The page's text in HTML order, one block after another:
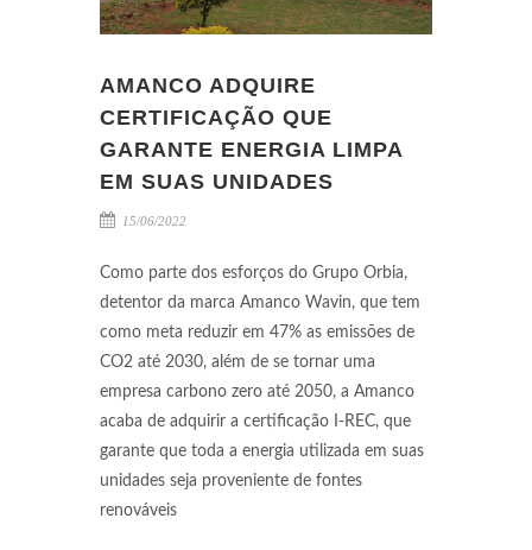
AMANCO ADQUIRE
CERTIFICAÇÃO QUE
GARANTE ENERGIA LIMPA
EM SUAS UNIDADES
15/06/2022
Como parte dos esforços do Grupo Orbia,
detentor da marca Amanco Wavin, que tem
como meta reduzir em 47% as emissões de
CO2 até 2030, além de se tornar uma
empresa carbono zero até 2050, a Amanco
acaba de adquirir a certificação I-REC, que
garante que toda a energia utilizada em suas
unidades seja proveniente de fontes
renováveis